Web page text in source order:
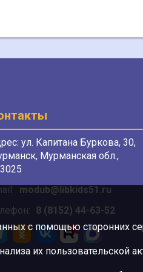
ул. Капитана Буркова, 30,
Мурманская обл.,
modub@libkids51.ru
8 (8152) 44-63-52
с помощью сторонних
их пользовательской